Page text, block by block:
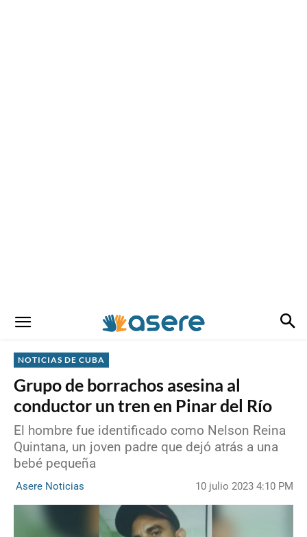
NOTICIAS DE CUBA
Grupo de borrachos asesina al
conductor un tren en Pinar del Río
El hombre fue identificado como Nelson Reina
Quintana, un joven padre que dejó atrás a una
bebé pequeña
Asere Noticias 10 julio 2023 4:10 PM